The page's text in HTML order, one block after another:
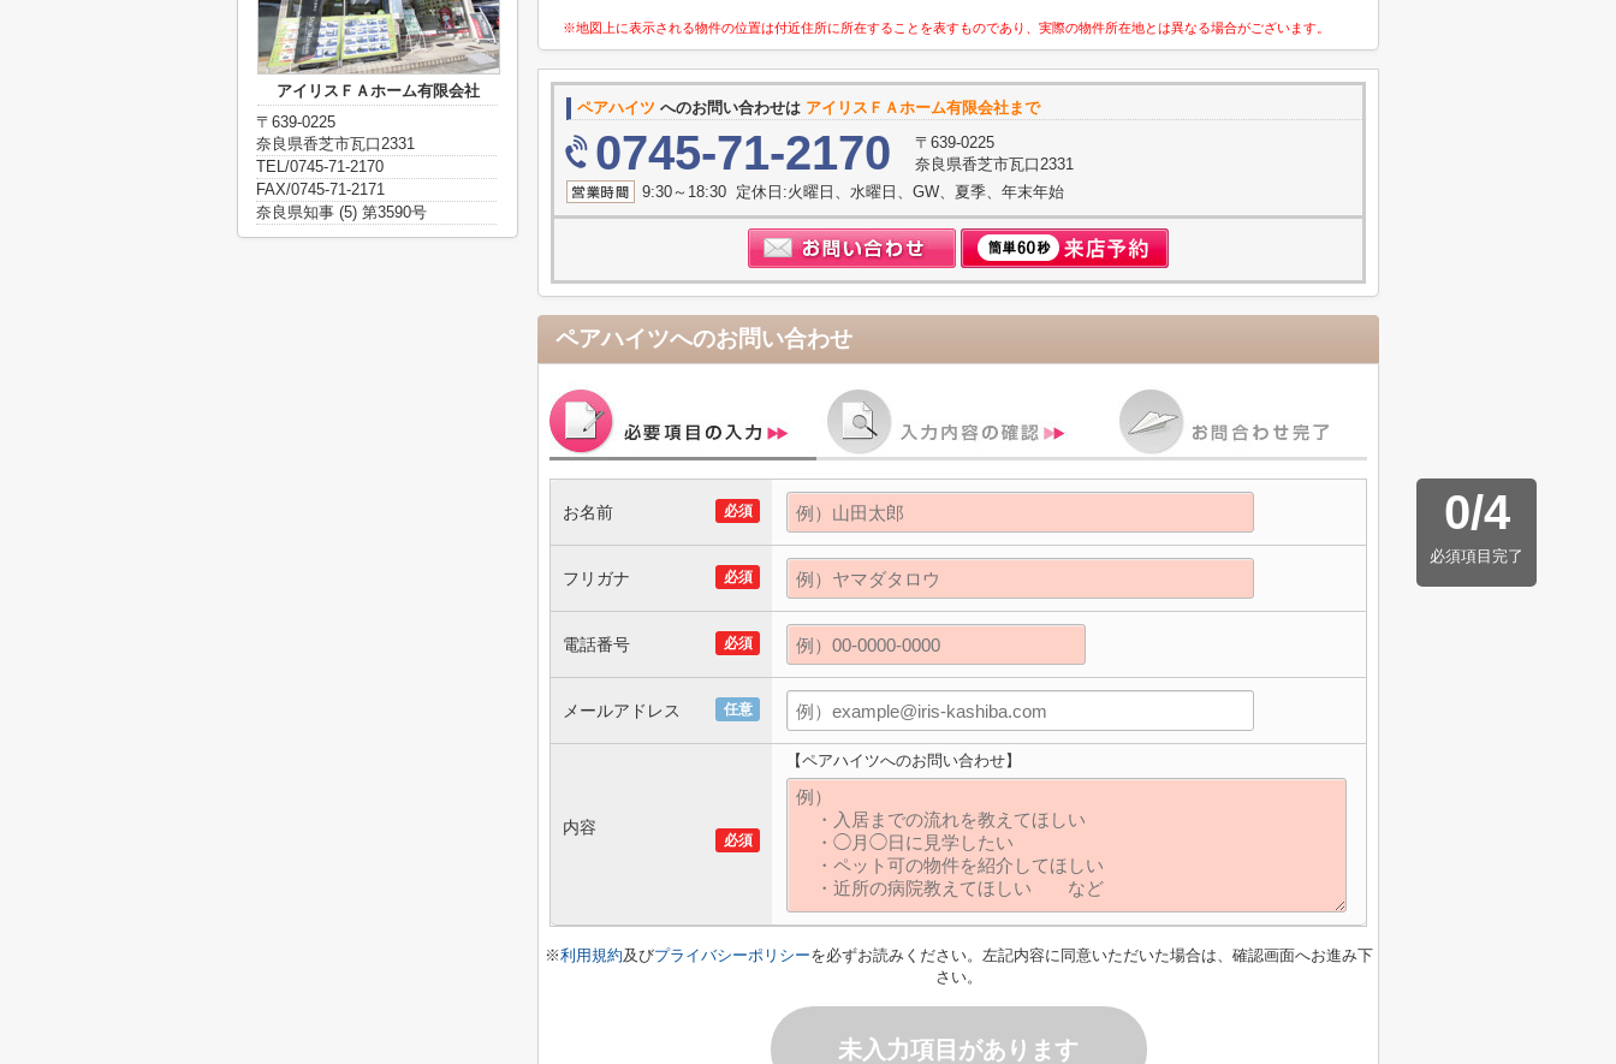
※地図上に表示される物件の位置は付近住所に所在することを表すものであり、実際の物件所在地とは異なる場合がございます。
ペアハイツ へのお問い合わせは アイリスＦＡホーム有限会社まで
0745-71-2170
〒639-0225
奈良県香芝市瓦口2331
9:30～18:30 定休日:火曜日、水曜日、GW、夏季、年末年始
ペアハイツへのお問い合わせ
0/4
必須項目完了
必須
お名前
必須
フリガナ
必須
電話番号
任意
メールアドレス
必須
内容
【ペアハイツへのお問い合わせ】
※利用規約及びプライバシーポリシーを必ずお読みください。左記内容に同意いただいた場合は、確認画面へお進み下
さい。
未入力項目があります
アイリスＦＡホーム有限会社
〒639-0225
奈良県香芝市瓦口2331
TEL/0745-71-2170
FAX/0745-71-2171
奈良県知事 (5) 第3590号